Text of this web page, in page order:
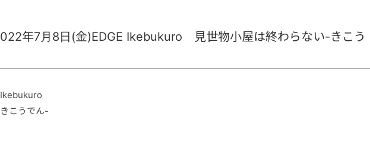
年7月8日(金)EDGE Ikebukuro 見世物小屋は終わらない-きこう
こうでん-